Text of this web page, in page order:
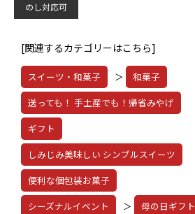
のし対応可
[関連するカテゴリーはこちら]
スイーツ・和菓子 ＞
和菓子
送っても！ 手土産でも！帰省みやげ
ギフト
しみじみ美味しい シンプルスイーツ
便利な個包装お菓子
シーズナルイベント
＞
母の日ギフト